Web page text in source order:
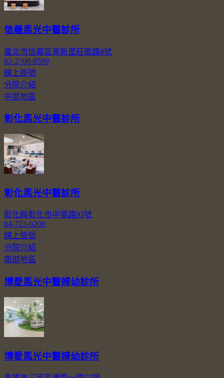
信義馬光中醫診所
臺北市信義區景新里莊敬路8號
02-2700-0599
線上掛號
分院介紹
中部地區
彰化馬光中醫診所
彰化馬光中醫診所
彰化縣彰化市中華路93號
04-723-0208
線上掛號
分院介紹
南部地區
博愛馬光中醫婦幼診所
博愛馬光中醫婦幼診所